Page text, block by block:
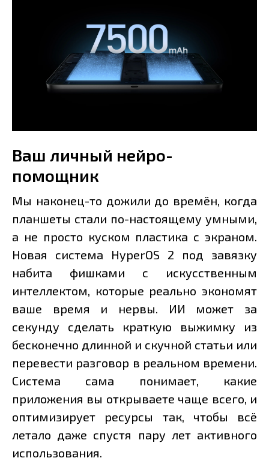
Ваш личный нейро-
помощник
Мы наконец-то дожили до времён, когда
планшеты стали по-настоящему умными,
а не просто куском пластика с экраном.
Новая система HyperOS 2 под завязку
набита фишками с искусственным
интеллектом, которые реально экономят
ваше время и нервы. ИИ может за
секунду сделать краткую выжимку из
бесконечно длинной и скучной статьи или
перевести разговор в реальном времени.
Система сама понимает, какие
приложения вы открываете чаще всего, и
оптимизирует ресурсы так, чтобы всё
летало даже спустя пару лет активного
использования.